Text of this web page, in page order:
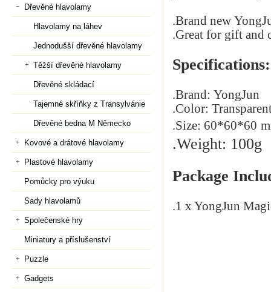
.Brand new
.Great for gift and
Specifications:
.Brand: YongJun
.Color:
.Size: 60*60*60
.Weight: 100g
Package
.1 x YongJun
Dřevěné hlavolamy
Hlavolamy na láhev
Jednodušší dřevěné hlavolamy
Těžší dřevěné hlavolamy
Dřevěné skládací
Tajemné skříňky z Transylvánie
Dřevěné bedna M Německo
Kovové a drátové hlavolamy
Plastové hlavolamy
Pomůcky pro výuku
Sady hlavolamů
Společenské hry
Miniatury a příslušenství
Puzzle
Gadgets